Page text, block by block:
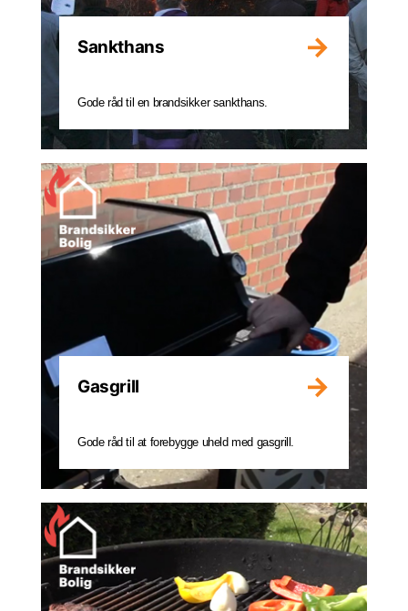
Sankthans
Gode råd til en brandsikker sankthans.
Gasgrill
Gode råd til at forebygge uheld med gasgrill.